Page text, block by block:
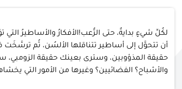
لكُلِّ شيءٍ بدايةٌ، حتى الرُّعب!الأفكارُ والأساطيرُ
أن تتحوَّل إلى أساطير تتناقلها الألسُن، ثُم
حقيقة المذؤوبين، وسترى بعينك حقيقة الزومبي،
والأشباح؟ الفضائيين؟ وغيرها من الأمور التي